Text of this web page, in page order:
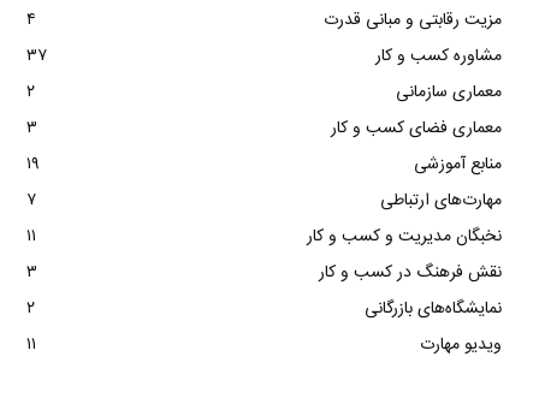
مزیت رقابتی و مبانی قدرت
۴
مشاوره کسب و کار
۳۷
معماری سازمانی
۲
معماری فضای کسب و کار
۳
منابع آموزشی
۱۹
مهارت‌های ارتباطی
۷
نخبگان مدیریت و کسب و کار
۱۱
نقش فرهنگ در کسب و کار
۳
نمایشگاه‌های بازرگانی
۲
ویدیو مهارت
۱۱